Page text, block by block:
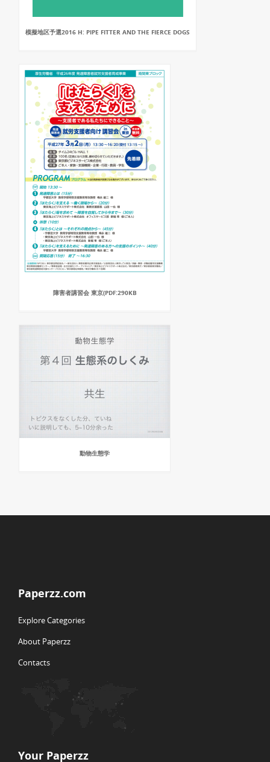
模擬地区予選2016 H: PIPE FITTER AND THE FIERCE DOGS
障害者講習会 東京(PDF:290KB
動物生態学
Paperzz.com
Explore Categories
About Paperzz
Contacts
Your Paperzz